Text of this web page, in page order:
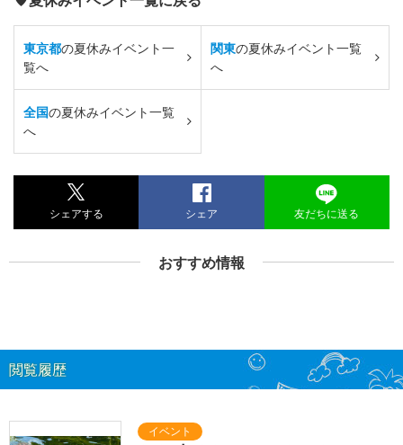
東京都の夏休みイベント一
覧へ
関東の夏休みイベント一覧
へ
全国の夏休みイベント一覧
へ
シェアする シェア 友だちに送る
おすすめ情報
閲覧履歴